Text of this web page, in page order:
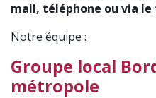
mail, téléphone ou via
Notre équipe :
Groupe local
métropole